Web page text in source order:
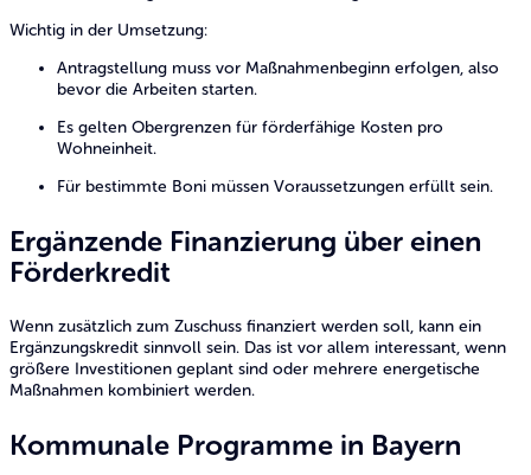
Wichtig in der Umsetzung:
Antragstellung muss vor Maßnahmenbeginn erfolgen, also
bevor die Arbeiten starten.
Es gelten Obergrenzen für förderfähige Kosten pro
Wohneinheit.
Für bestimmte Boni müssen Voraussetzungen erfüllt sein.
Ergänzende Finanzierung über einen
Förderkredit
Wenn zusätzlich zum Zuschuss finanziert werden soll, kann ein
Ergänzungskredit sinnvoll sein. Das ist vor allem interessant, wenn
größere Investitionen geplant sind oder mehrere energetische
Maßnahmen kombiniert werden.
Kommunale Programme in Bayern